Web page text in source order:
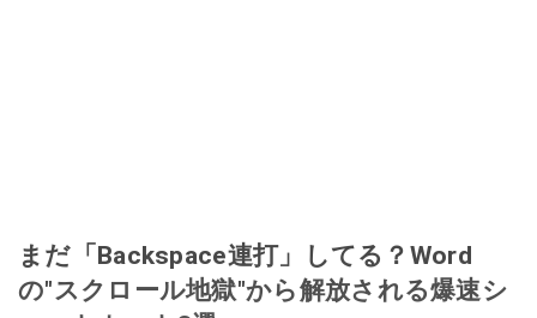
まだ「Backspace連打」してる？Word
の"スクロール地獄"から解放される爆速シ